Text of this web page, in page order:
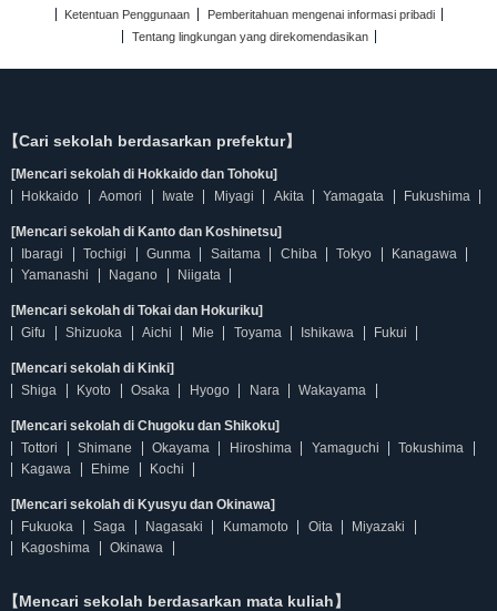
Ketentuan Penggunaan
Pemberitahuan mengenai informasi pribadi
Tentang lingkungan yang direkomendasikan
【Cari sekolah berdasarkan prefektur】
[Mencari sekolah di Hokkaido dan Tohoku]
Hokkaido
Aomori Iwate Miyagi Akita Yamagata Fukushima
[Mencari sekolah di Kanto dan Koshinetsu]
Ibaragi
Tochigi Gunma Saitama Chiba Tokyo
Kanagawa
Yamanashi
Nagano Niigata
[Mencari sekolah di Tokai dan Hokuriku]
Gifu
Shizuoka Aichi Mie Toyama Ishikawa Fukui
[Mencari sekolah di Kinki]
Shiga
Kyoto Osaka Hyogo Nara Wakayama
[Mencari sekolah di Chugoku dan Shikoku]
Tottori
Shimane Okayama Hiroshima Yamaguchi
Tokushima
Kagawa
Ehime Kochi
[Mencari sekolah di Kyusyu dan Okinawa]
Fukuoka
Saga Nagasaki Kumamoto Oita
Miyazaki
Kagoshima
Okinawa
【Mencari sekolah berdasarkan mata kuliah】